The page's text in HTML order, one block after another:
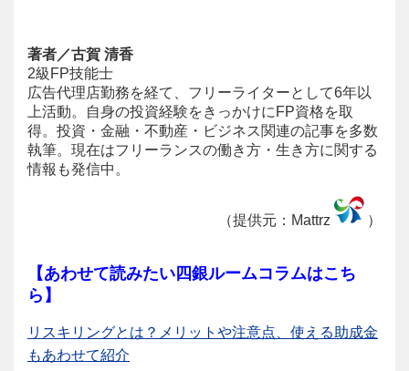
著者／古賀 清香
2級FP技能士
広告代理店勤務を経て、フリーライターとして6年以
上活動。自身の投資経験をきっかけにFP資格を取
得。投資・金融・不動産・ビジネス関連の記事を多数
執筆。現在はフリーランスの働き方・生き方に関する
情報も発信中。
（提供元：Mattrz ）
【あわせて読みたい四銀ルームコラムはこち
ら】
リスキリングとは？メリットや注意点、使える助成金
もあわせて紹介